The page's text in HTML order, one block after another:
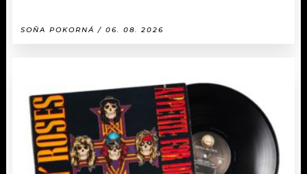
SOŇA POKORNÁ / 06. 08. 2026